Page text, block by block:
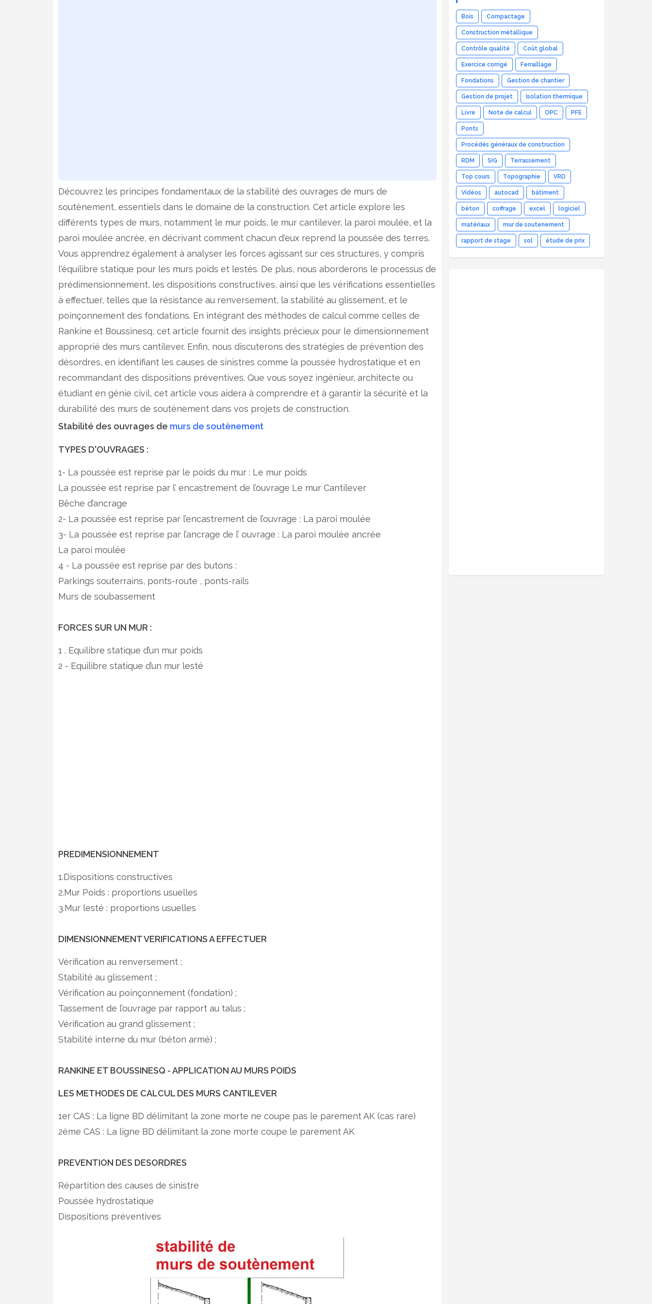
Découvrez les principes fondamentaux de la stabilité des ouvrages de murs de
soutènement, essentiels dans le domaine de la construction. Cet article explore les
différents types de murs, notamment le mur poids, le mur cantilever, la paroi moulée, et la
paroi moulée ancrée, en décrivant comment chacun d'eux reprend la poussée des terres.
Vous apprendrez également à analyser les forces agissant sur ces structures, y compris
l'équilibre statique pour les murs poids et lestés. De plus, nous aborderons le processus de
prédimensionnement, les dispositions constructives, ainsi que les vérifications essentielles
à effectuer, telles que la résistance au renversement, la stabilité au glissement, et le
poinçonnement des fondations. En intégrant des méthodes de calcul comme celles de
Rankine et Boussinesq, cet article fournit des insights précieux pour le dimensionnement
approprié des murs cantilever. Enfin, nous discuterons des stratégies de prévention des
désordres, en identifiant les causes de sinistres comme la poussée hydrostatique et en
recommandant des dispositions préventives. Que vous soyez ingénieur, architecte ou
étudiant en génie civil, cet article vous aidera à comprendre et à garantir la sécurité et la
durabilité des murs de soutènement dans vos projets de construction.
Stabilité des ouvrages de murs de soutènement
TYPES D'OUVRAGES :
1- La poussée est reprise par le poids du mur : Le mur poids
La poussée est reprise par l’ encastrement de l’ouvrage Le mur Cantilever
Bêche d’ancrage
2- La poussée est reprise par l’encastrement de l’ouvrage : La paroi moulée
3- La poussée est reprise par l’ancrage de l’ ouvrage : La paroi moulée ancrée
La paroi moulée
4 - La poussée est reprise par des butons :
Parkings souterrains, ponts-route , ponts-rails
Murs de soubassement
FORCES SUR UN MUR :
1 . Equilibre statique d’un mur poids
2 - Equilibre statique d’un mur lesté
PREDIMENSIONNEMENT
1.Dispositions constructives
2.Mur Poids : proportions usuelles
3.Mur lesté : proportions usuelles
DIMENSIONNEMENT VERIFICATIONS A EFFECTUER
Vérification au renversement ;
Stabilité au glissement ;
Vérification au poinçonnement (fondation) ;
Tassement de l’ouvrage par rapport au talus ;
Vérification au grand glissement ;
Stabilité interne du mur (béton armé) ;
RANKINE ET BOUSSINESQ - APPLICATION AU MURS POIDS
LES METHODES DE CALCUL DES MURS CANTILEVER
1er CAS : La ligne BD délimitant la zone morte ne coupe pas le parement AK (cas rare)
2ème CAS : La ligne BD délimitant la zone morte coupe le parement AK
PREVENTION DES DESORDRES
Répartition des causes de sinistre
Poussée hydrostatique
Dispositions préventives
Bois Compactage
Construction métallique
Contrôle qualité Coût global
Exercice corrigé Ferraillage
Fondations Gestion de chantier
Gestion de projet Isolation thermique
Livre Note de calcul OPC PFE
Ponts
Procédés généraux de construction
RDM SIG Terrassement
Top cours Topographie VRD
Vidéos autocad bâtiment
béton coffrage excel logiciel
matériaux mur de soutenement
rapport de stage sol étude de prix